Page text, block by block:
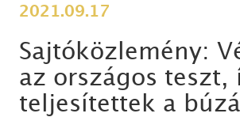
2021.09.17
Sajtóközlemény:
az országos teszt,
teljesítettek a